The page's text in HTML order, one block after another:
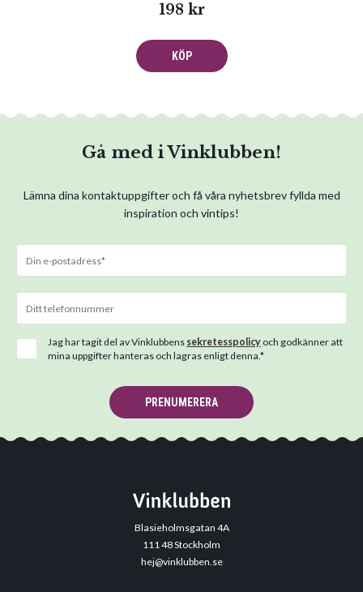
198 kr
KÖP
Gå med i Vinklubben!
Lämna dina kontaktuppgifter och få våra nyhetsbrev fyllda med
inspiration och vintips!
Jag har tagit del av Vinklubbens sekretesspolicy och godkänner att
mina uppgifter hanteras och lagras enligt denna.*
PRENUMERERA
Blasieholmsgatan 4A
111 48 Stockholm
hej@vinklubben.se